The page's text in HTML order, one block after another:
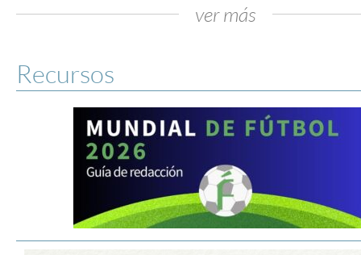
ver más
Recursos